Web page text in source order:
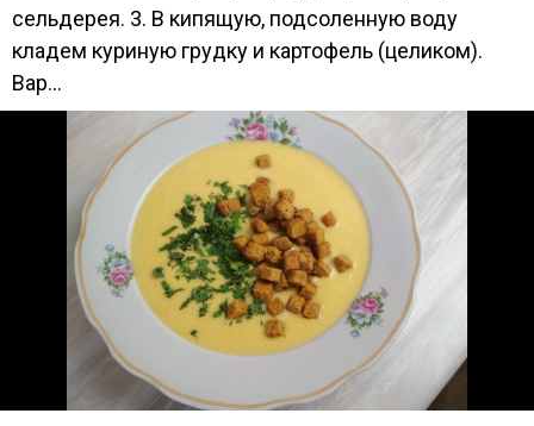
сельдерея. 3. В кипящую, подсоленную воду
кладем куриную грудку и картофель (целиком).
Вар...